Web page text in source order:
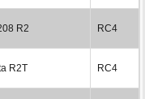
R2 RC4
R2T RC4